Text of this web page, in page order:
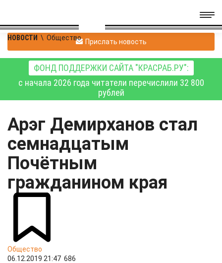
НОВОСТИ \ Общество Прислать новость
ФОНД ПОДДЕРЖКИ САЙТА "КРАСРАБ.РУ":
с начала 2026 года читатели перечислили 32 800
рублей
Арэг Демирханов стал
семнадцатым
Почётным
гражданином края
Общество
06.12.2019 21:47 686